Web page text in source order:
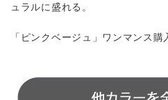
ュラルに盛れる。
「ピンクベージュ」ワンマンス購